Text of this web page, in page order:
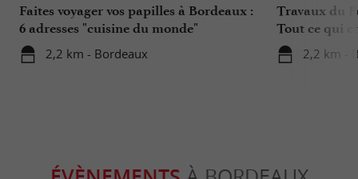
Faites voyager vos papilles à Bordeaux :
6 adresses "cuisine du monde"
2,2 km - Bordeaux
Travaux du
Tout ce qui
2,2 km -